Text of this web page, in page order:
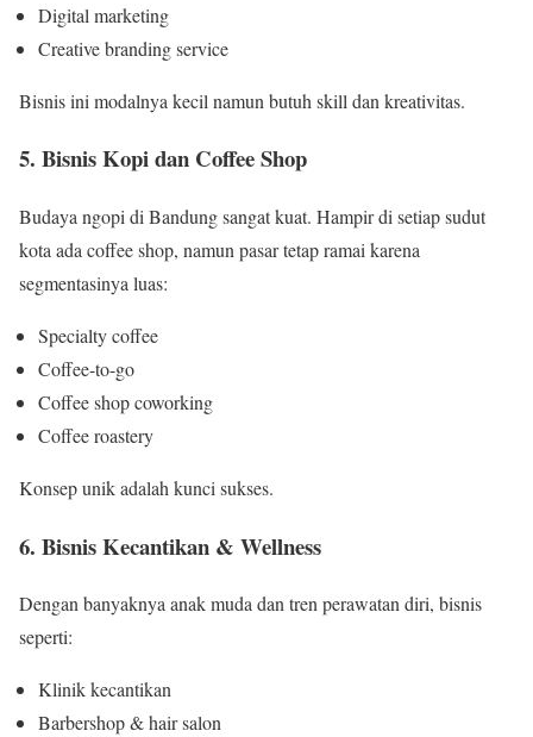
Digital marketing
Creative branding service
Bisnis ini modalnya kecil namun butuh skill dan kreativitas.
5. Bisnis Kopi dan Coffee Shop
Budaya ngopi di Bandung sangat kuat. Hampir di setiap sudut
kota ada coffee shop, namun pasar tetap ramai karena
segmentasinya luas:
Specialty coffee
Coffee-to-go
Coffee shop coworking
Coffee roastery
Konsep unik adalah kunci sukses.
6. Bisnis Kecantikan & Wellness
Dengan banyaknya anak muda dan tren perawatan diri, bisnis
seperti:
Klinik kecantikan
Barbershop & hair salon